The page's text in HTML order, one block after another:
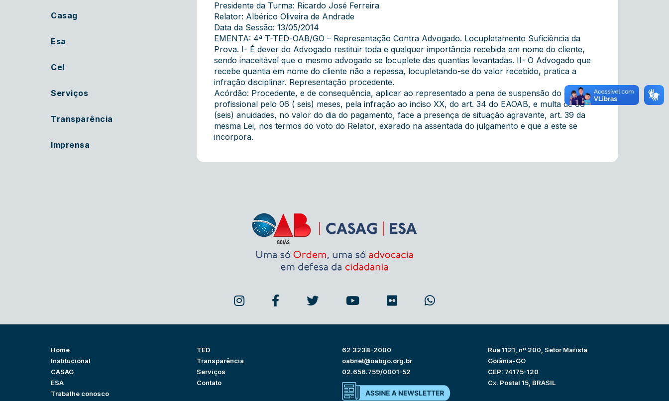
Casag
Esa
Cel
Serviços
Transparência
Imprensa
Presidente da Turma: Ricardo José Ferreira
Relator: Albérico Oliveira de Andrade
Data da Sessão: 13/05/2014
EMENTA: 4ª T-TED-OAB/GO – Representação Contra Advogado. Locupletamento Suficiência da
Prova. I- É dever do Advogado restituir toda e qualquer importância recebida em nome do cliente,
sendo inaceitável que o mesmo advogado se locuplete das quantias levantadas. II- O Advogado que
recebe quantia em nome do cliente não a repassa, locupletando-se do valor recebido, pratica a
infração disciplinar. Representação procedente.
Acórdão: Procedente, e de consequência, aplicar ao representado a pena de suspensão do exercício
profissional pelo 06 ( seis) meses, pela infração ao inciso XX, do art. 34 do EAOAB, e multa de 06
(seis) anuidades, no valor do dia do pagamento, face a presença de situação agravante, art. 39 da
mesma Lei, nos termos do voto do Relator, exarado na assentada do julgamento e que a este se
incorpora.
Home
Institucional
CASAG
ESA
Trabalhe conosco
TED
Transparência
Serviços
Contato
62 3238-2000
oabnet@oabgo.org.br
02.656.759/0001-52
Rua 1121, nº 200, Setor Marista
Goiânia-GO
CEP: 74175-120
Cx. Postal 15, BRASIL